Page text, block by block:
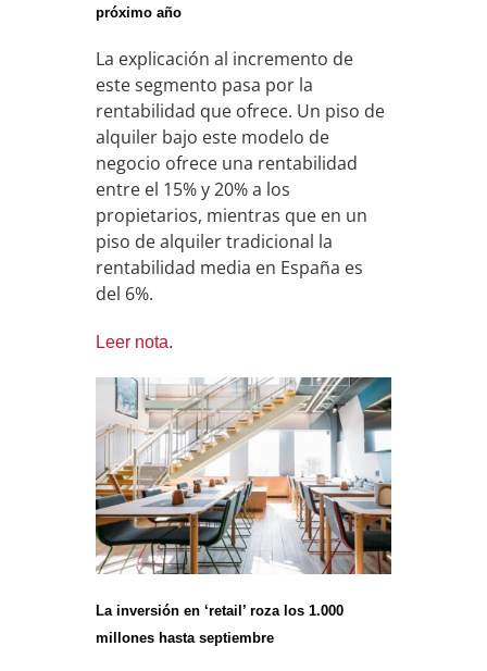
próximo año
La explicación al incremento de
este segmento pasa por la
rentabilidad que ofrece. Un piso de
alquiler bajo este modelo de
negocio ofrece una rentabilidad
entre el 15% y 20% a los
propietarios, mientras que en un
piso de alquiler tradicional la
rentabilidad media en España es
del 6%.
Leer nota.
La inversión en ‘retail’ roza los 1.000
millones hasta septiembre